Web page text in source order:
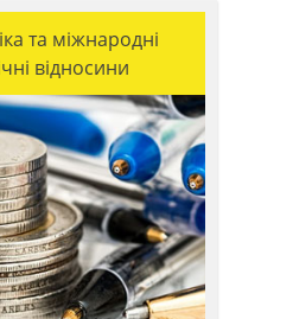
та міжнародні
відносини